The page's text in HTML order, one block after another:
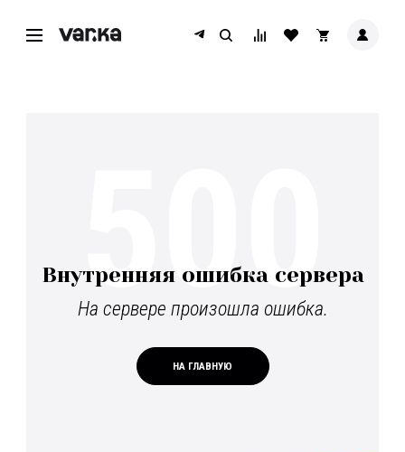
Внутренняя ошибка сервера
На сервере произошла ошибка.
НА ГЛАВНУЮ
500